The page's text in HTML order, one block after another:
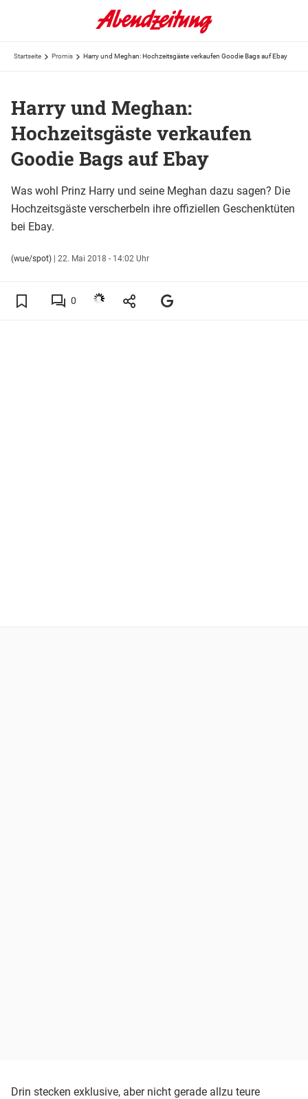
Startseite Promis Harry und Meghan: Hochzeitsgäste verkaufen Goodie Bags auf Ebay
Harry und Meghan:
Hochzeitsgäste verkaufen
Goodie Bags auf Ebay
Was wohl Prinz Harry und seine Meghan dazu sagen? Die
Hochzeitsgäste verscherbeln ihre offiziellen Geschenktüten
bei Ebay.
(wue/spot) | 22. Mai 2018 - 14:02 Uhr
0
Drin stecken exklusive, aber nicht gerade allzu teure